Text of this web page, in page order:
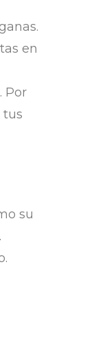
en
Por
tus
su